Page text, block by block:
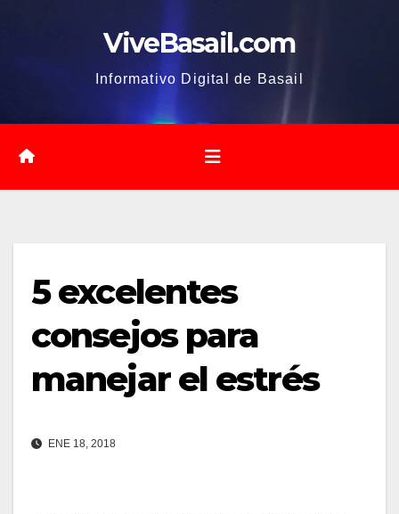
ViveBasail.com
Informativo Digital de Basail
5 excelentes
consejos para
manejar el estrés
ENE 18, 2018